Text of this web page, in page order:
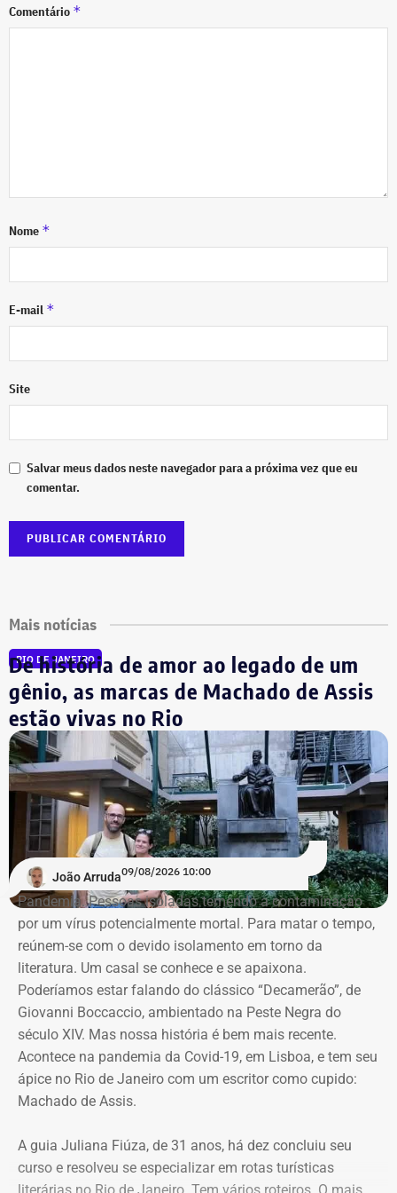
Comentário *
Nome *
E-mail *
Site
Salvar meus dados neste navegador para a próxima vez que eu
comentar.
Mais notícias
RIO DE JANEIRO
De história de amor ao legado de um
gênio, as marcas de Machado de Assis
estão vivas no Rio
João Arruda09/08/2026 10:00
Pandemia. Pessoas isoladas temendo a contaminação
por um vírus potencialmente mortal. Para matar o tempo,
reúnem-se com o devido isolamento em torno da
literatura. Um casal se conhece e se apaixona.
Poderíamos estar falando do clássico “Decamerão”, de
Giovanni Boccaccio, ambientado na Peste Negra do
século XIV. Mas nossa história é bem mais recente.
Acontece na pandemia da Covid-19, em Lisboa, e tem seu
ápice no Rio de Janeiro com um escritor como cupido:
Machado de Assis.
A guia Juliana Fiúza, de 31 anos, há dez concluiu seu
curso e resolveu se especializar em rotas turísticas
literárias no Rio de Janeiro. Tem vários roteiros. O mais